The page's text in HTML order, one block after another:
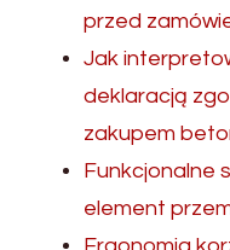
przed
Jak
deklaracją
zakupem
Funkcjonalne
element